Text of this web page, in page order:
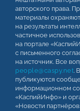
авторского права.
материалы
на результаты
частичное
на портале
с письменного
на источник. Все
people@caspy.net.
публикуются
информационном
«КаспийИнфо» и
«Новости